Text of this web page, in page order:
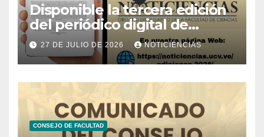
Disponible la tercera edición
del periódico digital de
Noticiencias 2026
27 DE JULIO DE 2026 NOTICIENCIAS
CONSEJO DE FACULTAD